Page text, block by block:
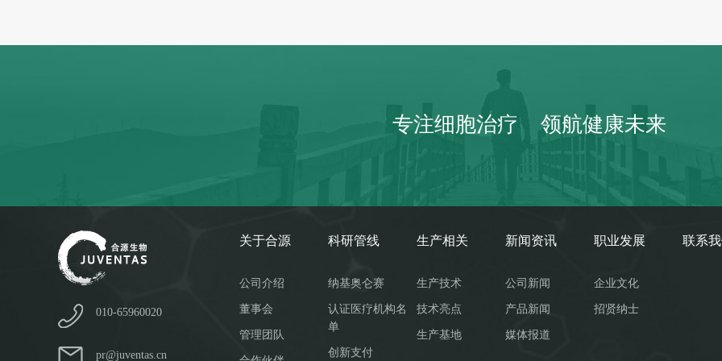
专注细胞治疗 领航健康未来
010-65960020
pr@juventas.cn
关于合源
公司介绍
董事会
管理团队
科研管线
纳基奥仑赛
认证医疗机构名
单
创新支付
生产相关
生产技术
技术亮点
生产基地
新闻资讯
公司新闻
产品新闻
媒体报道
职业发展
企业文化
招贤纳士
联系